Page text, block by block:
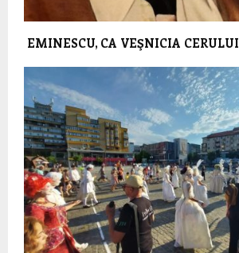
EMINESCU, CA VEŞNICIA CERULUI